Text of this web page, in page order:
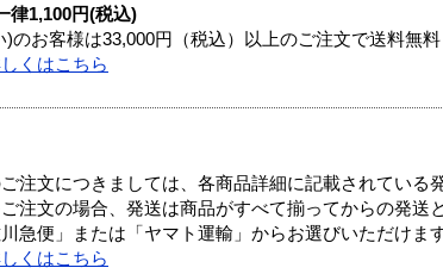
律1,100円(税込)
のお客様は33,000円（税込）以上のご注文で送料無料
くはこちら
注文につきましては、各商品詳細に記載されている
注文の場合、発送は商品がすべて揃ってからの発送
急便」または「ヤマト運輸」からお選びいただけま
くはこちら